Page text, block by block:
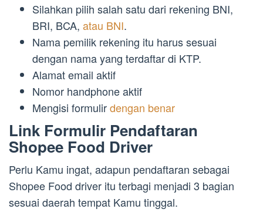
Silahkan pilih salah satu dari rekening BNI,
BRI, BCA, atau BNI.
Nama pemilik rekening itu harus sesuai
dengan nama yang terdaftar di KTP.
Alamat email aktif
Nomor handphone aktif
Mengisi formulirdengan benar
Link Formulir Pendaftaran
Shopee Food Driver
Perlu Kamu ingat, adapun pendaftaran sebagai
Shopee Food driver itu terbagi menjadi 3 bagian
sesuai daerah tempat Kamu tinggal.